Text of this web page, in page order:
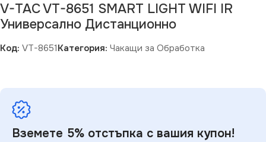
V-TAC VT-8651 SMART LIGHT WIFI IR
Универсално Дистанционно
Код: VT-8651Категория: Чакащи за Обработка
Вземете 5% отстъпка с вашия купон!